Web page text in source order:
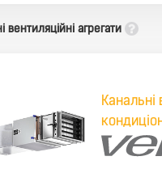
вентиляційні агрегати
Канальні